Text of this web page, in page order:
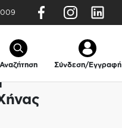
009
Αναζήτηση Σύνδεση/Εγγραφή
Χήνας Πολύχρωμα